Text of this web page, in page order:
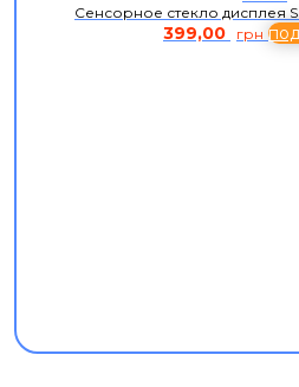
Сенсорное стекло дисплея
399,00 грн